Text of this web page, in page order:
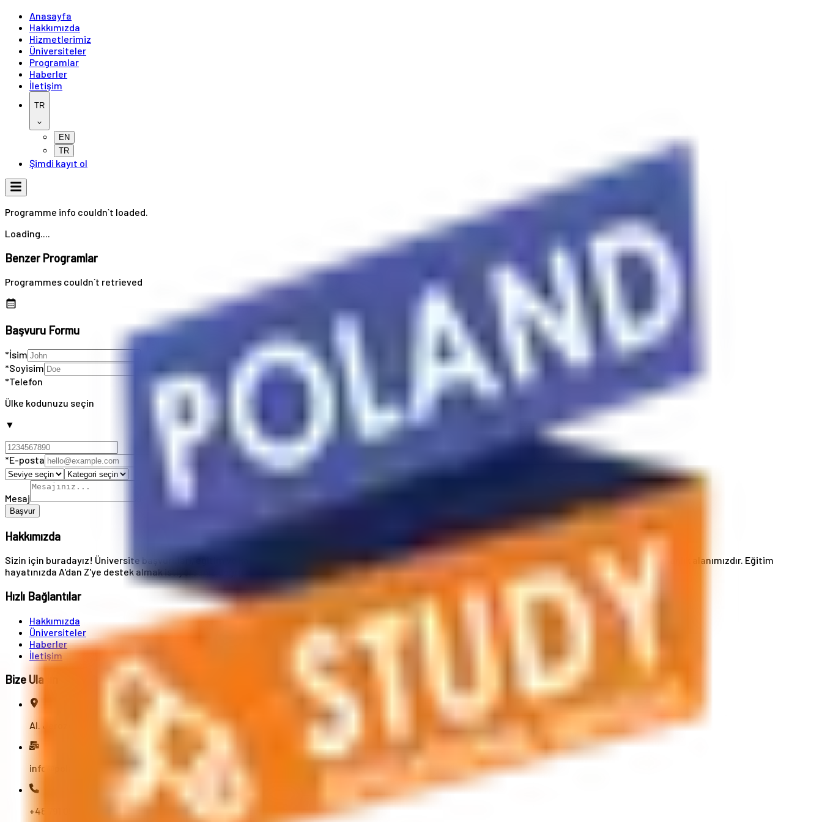
Anasayfa
Hakkımızda
Hizmetlerimiz
Üniversiteler
Programlar
Haberler
İletişim
TR
EN
TR
Şimdi kayıt ol
Programme info couldn`t loaded.
Loading....
Benzer Programlar
Programmes couldn`t retrieved
Başvuru Formu
*İsim
*Soyisim
*Telefon
Ülke kodunuzu seçin
▼
*E-posta
Mesaj
Başvur
Hakkımızda
Sizin için buradayız! Üniversite başvuruları, eğitim ve kariyer planlama, vize ve oturum kartı hizmetleri, konaklama hizmetleri ve daha birçok hizmet uzmanlık alanımızdır. Eğitim
hayatınızda A'dan Z'ye destek almak istiyorsanız doğru adrestesiniz. Bize telefonla ulaşabilir veya e-posta gönderebilirsiniz.
Hızlı Bağlantılar
Hakkımızda
Üniversiteler
Haberler
İletişim
Bize Ulaşın
Al. Jerozolimskie 91, 02-001 Varşova
info@polandstudy.com
+48 791 055 745